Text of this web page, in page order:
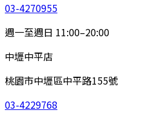
03-4270955
週一至週日 11:00–20:00
中壢中平店
桃園市中壢區中平路155號
03-4229768